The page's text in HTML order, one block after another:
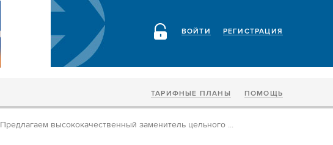
РЕГИСТРАЦИЯ
ВОЙТИ
ТАРИФНЫЕ ПЛАНЫ ПОМОЩЬ
Предлагаем высококачественный заменитель цельного ...